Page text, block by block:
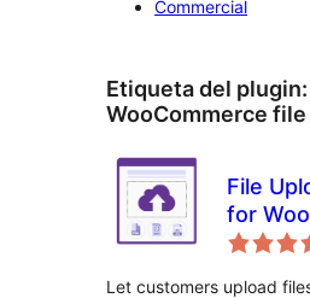
Commercial
Etiqueta del plugin:
WooCommerce
File
for
Let customers upload